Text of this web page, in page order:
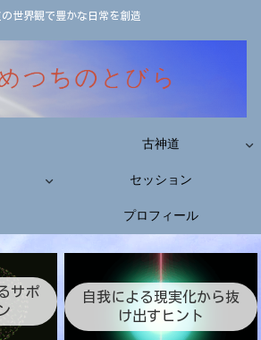
世界観で豊かな日常を創造
古神道
セッション
プロフィール
サポ
自我による現実化から抜
け出すヒント